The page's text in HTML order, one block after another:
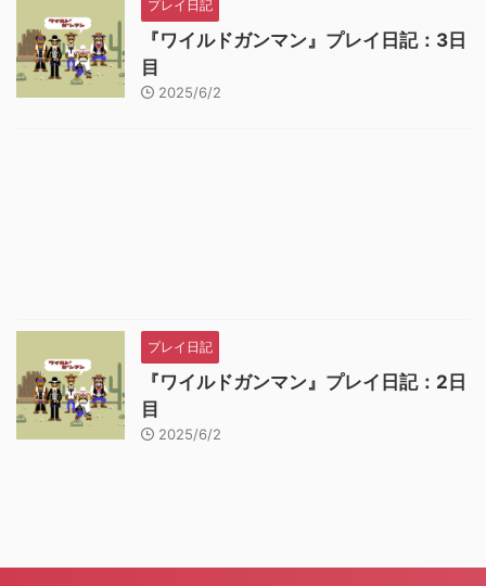
プレイ日記
『ワイルドガンマン』プレイ日記：3日
目
2025/6/2
プレイ日記
『ワイルドガンマン』プレイ日記：2日
目
2025/6/2